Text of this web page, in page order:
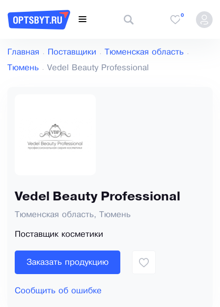
0
Главная Поставщики Тюменская область
Тюмень Vedel Beauty Professional
Vedel Beauty Professional
Тюменская область, Тюмень
Поставщик косметики
Заказать продукцию
Сообщить об ошибке